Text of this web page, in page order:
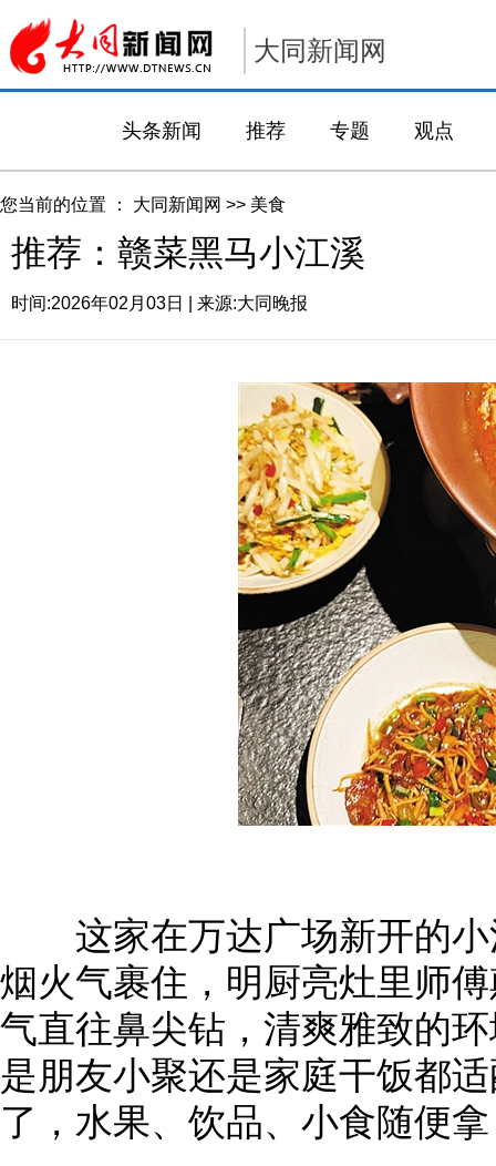
大同新闻网
头条新闻 推荐 专题 观点
您当前的位置 ： 大同新闻网 >> 美食
推荐：赣菜黑马小江溪
时间:2026年02月03日 | 来源:大同晚报
这家在万达广场新开的小
烟火气裹住，明厨亮灶里师
气直往鼻尖钻，清爽雅致的
是朋友小聚还是家庭干饭都
了，水果、饮品、小食随便